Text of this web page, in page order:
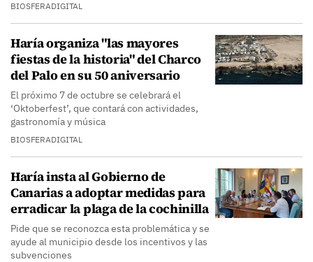
BIOSFERADIGITAL
Haría organiza "las mayores
fiestas de la historia" del Charco
del Palo en su 50 aniversario
El próximo 7 de octubre se celebrará el
‘Oktoberfest’, que contará con actividades,
gastronomía y música
BIOSFERADIGITAL
Haría insta al Gobierno de
Canarias a adoptar medidas para
erradicar la plaga de la cochinilla
Pide que se reconozca esta problemática y se
ayude al municipio desde los incentivos y las
subvenciones